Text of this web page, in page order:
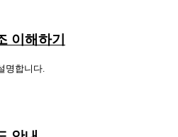
이해하기
명합니다.